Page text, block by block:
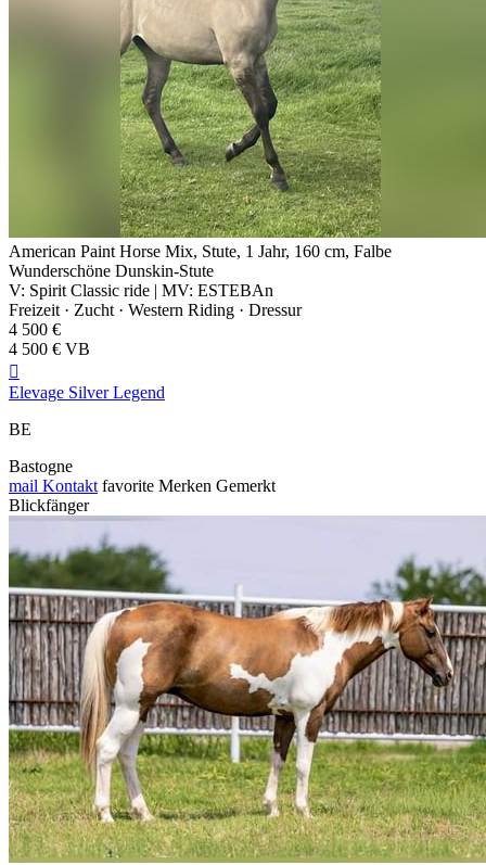
American Paint Horse Mix, Stute, 1 Jahr, 160 cm, Falbe
Wunderschöne Dunskin-Stute
V: Spirit Classic ride | MV: ESTEBAn
Freizeit · Zucht · Western Riding · Dressur
4 500 €
4 500 € VB

Elevage Silver Legend
BE
Bastogne
mail Kontakt favorite Merken Gemerkt
Blickfänger